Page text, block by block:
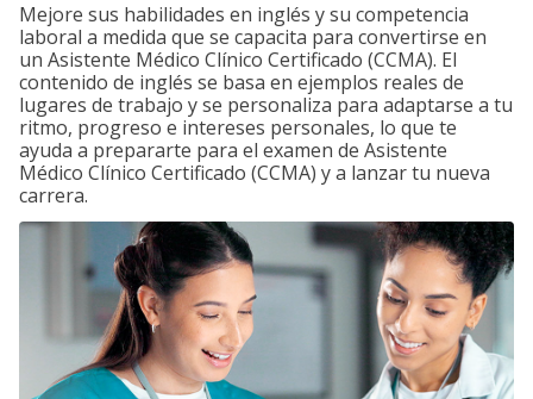
Mejore sus habilidades en inglés y su competencia
laboral a medida que se capacita para convertirse en
un Asistente Médico Clínico Certificado (CCMA). El
contenido de inglés se basa en ejemplos reales de
lugares de trabajo y se personaliza para adaptarse a tu
ritmo, progreso e intereses personales, lo que te
ayuda a prepararte para el examen de Asistente
Médico Clínico Certificado (CCMA) y a lanzar tu nueva
carrera.